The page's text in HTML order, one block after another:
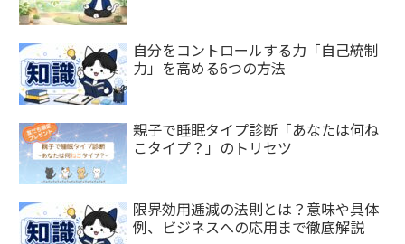
自分をコントロールする力「自己統制
力」を高める6つの方法
親子で睡眠タイプ診断「あなたは何ね
こタイプ？」のトリセツ
限界効用逓減の法則とは？意味や具体
例、ビジネスへの応用まで徹底解説